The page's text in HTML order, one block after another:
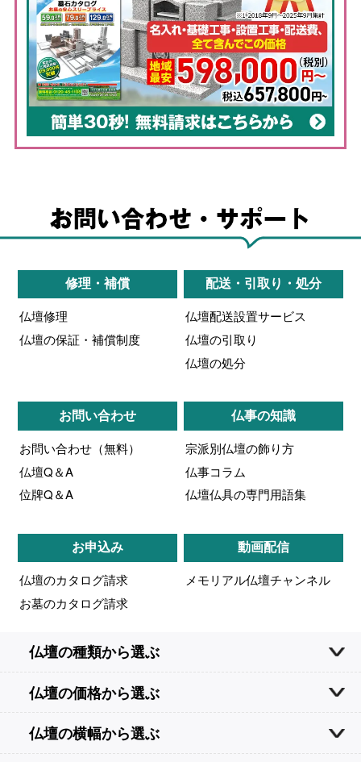
修理・補償
仏壇修理
仏壇の保証・補償制度
配送・引取り・処分
仏壇配送設置サービス
仏壇の引取り
仏壇の処分
お問い合わせ
お問い合わせ（無料）
仏壇Q＆A
位牌Q＆A
仏事の知識
宗派別仏壇の飾り方
仏事コラム
仏壇仏具の専門用語集
お申込み
仏壇のカタログ請求
お墓のカタログ請求
動画配信
メモリアル仏壇チャンネル
仏壇の種類から選ぶ
仏壇の価格から選ぶ
仏壇の横幅から選ぶ